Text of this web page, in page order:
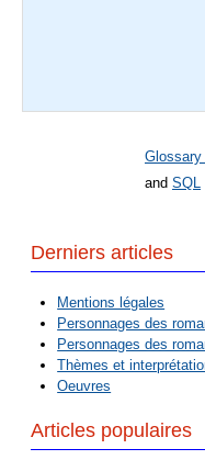
Glossary
and SQL
Derniers articles
Mentions légales
Personnages des
Personnages des
Thèmes et
Oeuvres
Articles populaires